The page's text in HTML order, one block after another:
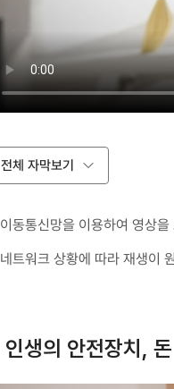
전체 자막보기
이동통신망을 이용하여 영상
네트워크 상황에 따라 재생이
인생의 안전장치, 돈